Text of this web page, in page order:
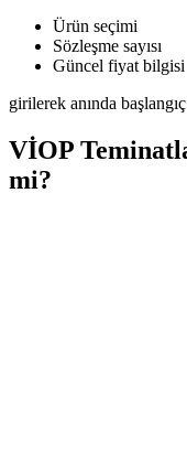
Ürün seçimi
Sözleşme sayısı
Güncel fiyat bilgisi
girilerek anında
VİOP
mi?